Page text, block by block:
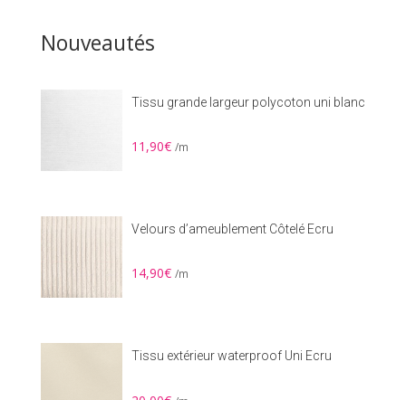
Nouveautés
Tissu grande largeur polycoton uni blanc
11,90€ /m
Velours d’ameublement Côtelé Ecru
14,90€ /m
Tissu extérieur waterproof Uni Ecru